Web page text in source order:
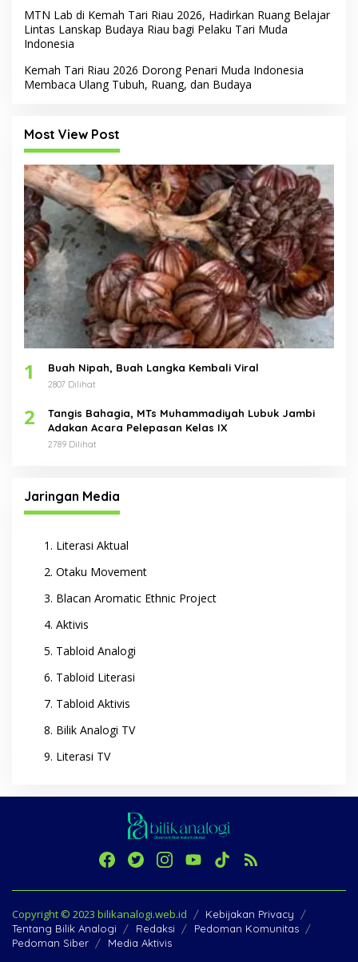
MTN Lab di Kemah Tari Riau 2026, Hadirkan Ruang Belajar
Lintas Lanskap Budaya Riau bagi Pelaku Tari Muda
Indonesia
Kemah Tari Riau 2026 Dorong Penari Muda Indonesia
Membaca Ulang Tubuh, Ruang, dan Budaya
Most View Post
1 Buah Nipah, Buah Langka Kembali Viral
2807 Dilihat
2
Tangis Bahagia, MTs Muhammadiyah Lubuk Jambi
Adakan Acara Pelepasan Kelas IX
2789 Dilihat
Jaringan Media
Literasi Aktual
Otaku Movement
Blacan Aromatic Ethnic Project
Aktivis
Tabloid Analogi
Tabloid Literasi
Tabloid Aktivis
Bilik Analogi TV
Literasi TV
Copyright © 2023 bilikanalogi.web.id
Kebijakan Privacy
Tentang Bilik Analogi
Redaksi
Pedoman Komunitas
Pedoman Siber
Media Aktivis